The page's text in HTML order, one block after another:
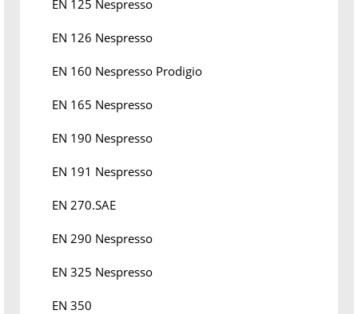
EN 125 Nespresso
EN 126 Nespresso
EN 160 Nespresso Prodigio
EN 165 Nespresso
EN 190 Nespresso
EN 191 Nespresso
EN 270.SAE
EN 290 Nespresso
EN 325 Nespresso
EN 350